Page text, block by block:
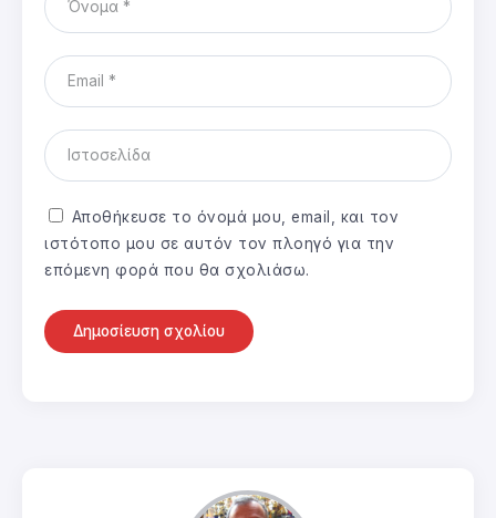
Αποθήκευσε το όνομά μου, email, και τον
ιστότοπο μου σε αυτόν τον πλοηγό για την
επόμενη φορά που θα σχολιάσω.